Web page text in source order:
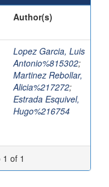
Author(s)
Lopez Garcia, Luis
Antonio%815302;
Martinez Rebollar,
Alicia%217272;
Estrada Esquivel,
Hugo%216754
of 1